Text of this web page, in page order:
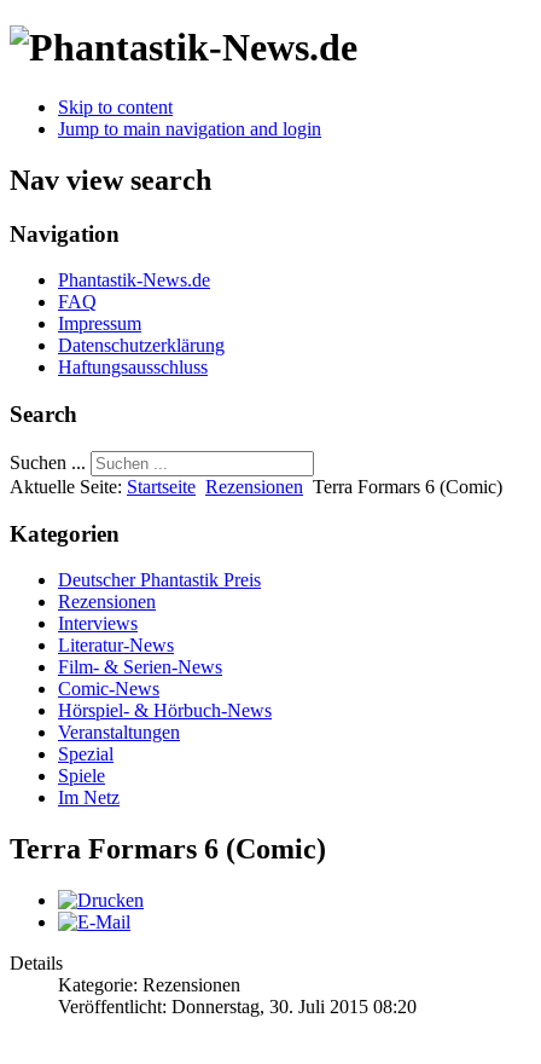
Skip to content
Jump to main navigation and login
Nav view search
Navigation
Phantastik-News.de
FAQ
Impressum
Datenschutzerklärung
Haftungsausschluss
Search
Suchen ...
Aktuelle Seite: Startseite Rezensionen Terra Formars 6 (Comic)
Kategorien
Deutscher Phantastik Preis
Rezensionen
Interviews
Literatur-News
Film- & Serien-News
Comic-News
Hörspiel- & Hörbuch-News
Veranstaltungen
Spezial
Spiele
Im Netz
Terra Formars 6 (Comic)
Details
Kategorie: Rezensionen
Veröffentlicht: Donnerstag, 30. Juli 2015 08:20